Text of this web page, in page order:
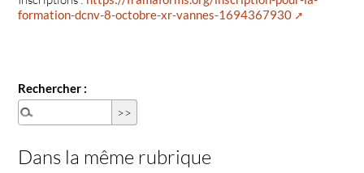
formation-dcnv-8-octobre-xr-vannes-1694367930
Rechercher :
Dans la même rubrique